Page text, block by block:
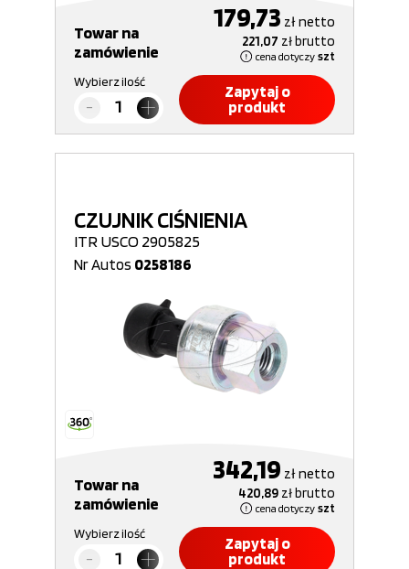
Towar na
zamówienie
179,73 złnetto
221,07 złbrutto
cena dotyczy szt
Wybierz ilość
Zapytaj o
produkt
CZUJNIK CIŚNIENIA
ITR USCO 2905825
Nr Autos 0258186
Towar na
zamówienie
342,19 złnetto
420,89 złbrutto
cena dotyczy szt
Wybierz ilość
Zapytaj o
produkt